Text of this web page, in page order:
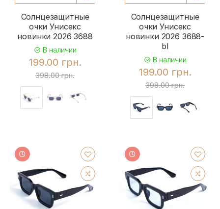
Солнцезащитные
очки Унисекс
новинки 2026 3688
В наличии
199.00 грн.
398.00 грн.
Солнцезащитные
очки Унисекс
новинки 2026 3688-
bl
В наличии
199.00 грн.
398.00 грн.